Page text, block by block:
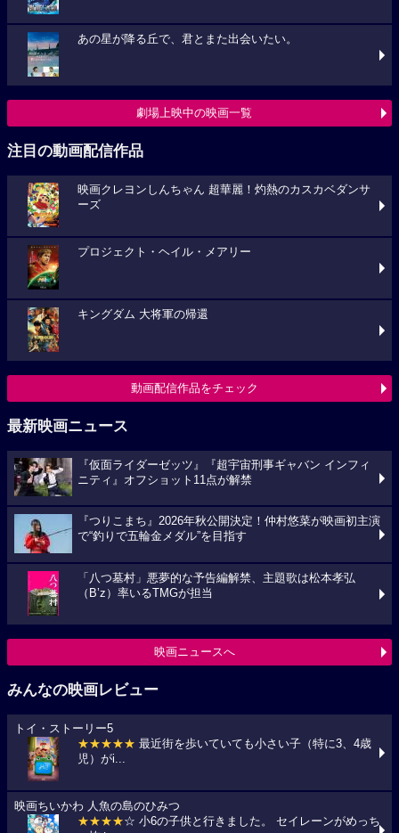
あの星が降る丘で、君とまた出会いたい。
劇場上映中の映画一覧
注目の動画配信作品
映画クレヨンしんちゃん 超華麗！灼熱のカスカベダンサ
ーズ
プロジェクト・ヘイル・メアリー
キングダム 大将軍の帰還
動画配信作品をチェック
最新映画ニュース
『仮面ライダーゼッツ』『超宇宙刑事ギャバン インフィ
ニティ』オフショット11点が解禁
『つりこまち』2026年秋公開決定！仲村悠菜が映画初主演
で“釣りで五輪金メダル”を目指す
「八つ墓村」悪夢的な予告編解禁、主題歌は松本孝弘
（B’z）率いるTMGが担当
映画ニュースへ
みんなの映画レビュー
トイ・ストーリー5
★★★★★ 最近街を歩いていても小さい子（特に3、4歳
児）がi...
映画ちいかわ 人魚の島のひみつ
★★★★☆ 小6の子供と行きました。 セイレーンがめっち